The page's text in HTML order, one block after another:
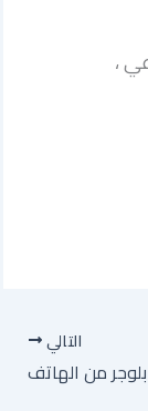
،
التالي
من الهاتف